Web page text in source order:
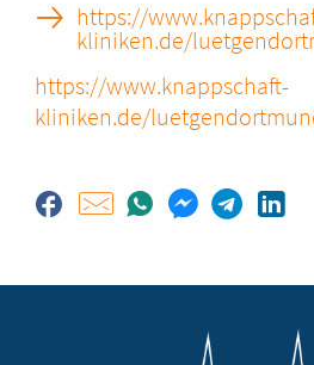
https://
kliniken.de/
https://www.knappschaft-
kliniken.de/